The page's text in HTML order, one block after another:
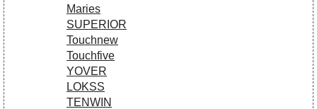
Maries
SUPERIOR
Touchnew
Touchfive
YOVER
LOKSS
TENWIN